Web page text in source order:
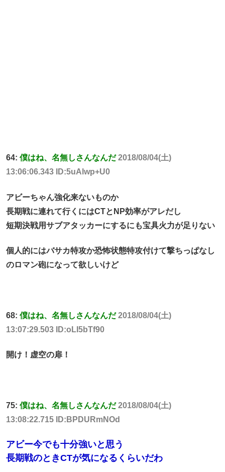
64: 僕はね、名無しさんなんだ 2018/08/04(土)
13:06:06.343 ID:5uAlwp+U0
アビーちゃん強化来ないものか
長期戦に連れて行くにはCTとNP効率がアレだし
短期決戦用サブアタッカーにするにも宝具火力が足りない
個人的にはバサカ特攻か恐怖状態特攻付けて撃ちっぱなし
のロマン砲になって欲しいけど
68: 僕はね、名無しさんなんだ 2018/08/04(土)
13:07:29.503 ID:oLI5bTf90
開け！虚空の扉！
75: 僕はね、名無しさんなんだ 2018/08/04(土)
13:08:22.715 ID:BPDURmNOd
アビー今でも十分強いと思う
長期戦のときCTが気になるくらいだわ